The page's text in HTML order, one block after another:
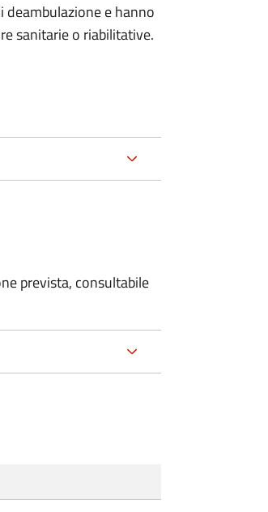
e hanno
sanitarie o riabilitative.
prevista, consultabile